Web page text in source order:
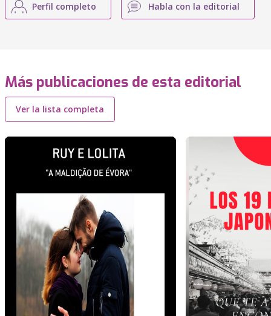
Perfil completo Habla con la editorial
Más publicaciones de esta editorial
Ver la lista completa